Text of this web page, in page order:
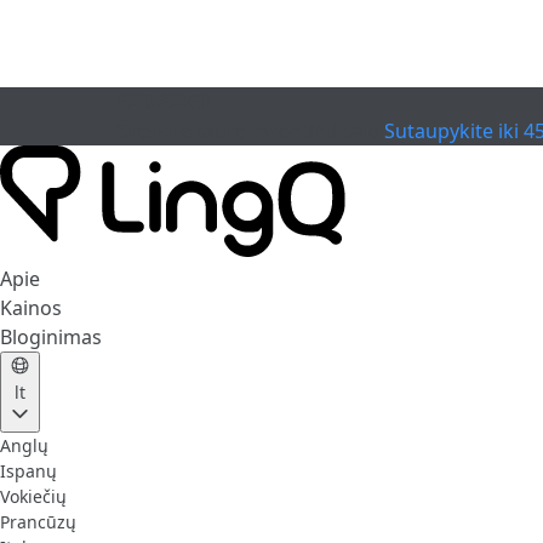
Sutaupykite iki
Apie
Kainos
Bloginimas
lt
Anglų
Ispanų
Vokiečių
Prancūzų